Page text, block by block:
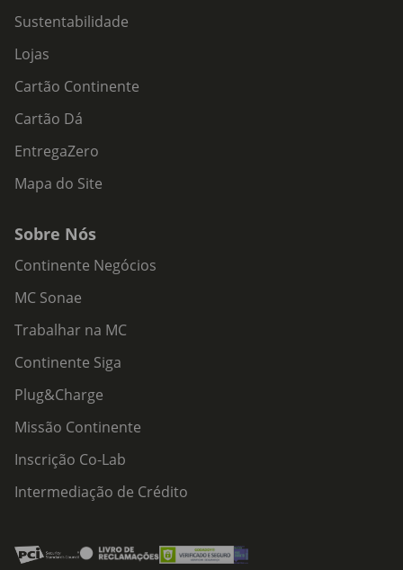
Sustentabilidade
Lojas
Cartão Continente
Cartão Dá
EntregaZero
Mapa do Site
Sobre Nós
Continente Negócios
MC Sonae
Trabalhar na MC
Continente Siga
Plug&Charge
Missão Continente
Inscrição Co-Lab
Intermediação de Crédito